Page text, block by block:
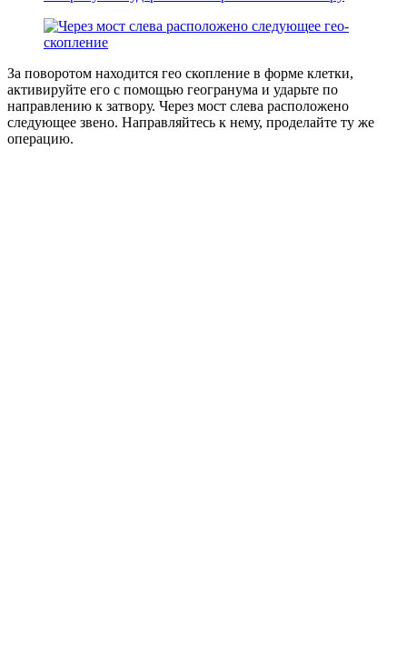
За поворотом находится гео скопление в форме клетки,
активируйте его с помощью геогранума и ударьте по
направлению к затвору. Через мост слева расположено
следующее звено. Направляйтесь к нему, проделайте ту же
операцию.